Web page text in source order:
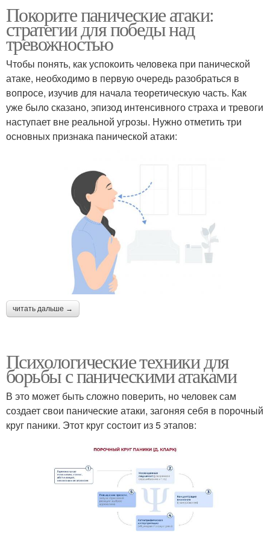
Покорите панические атаки:
стратегии для победы над
тревожностью
Чтобы понять, как успокоить человека при панической
атаке, необходимо в первую очередь разобраться в
вопросе, изучив для начала теоретическую часть. Как
уже было сказано, эпизод интенсивного страха и тревоги
наступает вне реальной угрозы. Нужно отметить три
основных признака панической атаки:
читать дальше →
Психологические техники для
борьбы с паническими атаками
В это может быть сложно поверить, но человек сам
создает свои панические атаки, загоняя себя в порочный
круг паники. Этот круг состоит из 5 этапов: